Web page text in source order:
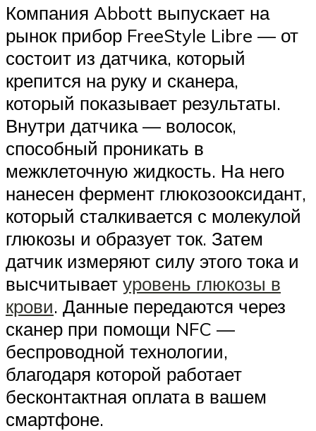
Компания Abbott выпускает на
рынок прибор FreeStyle Libre — от
состоит из датчика, который
крепится на руку и сканера,
который показывает результаты.
Внутри датчика — волосок,
способный проникать в
межклеточную жидкость. На него
нанесен фермент глюкозооксидант,
который сталкивается с молекулой
глюкозы и образует ток. Затем
датчик измеряют силу этого тока и
высчитывает уровень глюкозы в
крови. Данные передаются через
сканер при помощи NFC —
беспроводной технологии,
благодаря которой работает
бесконтактная оплата в вашем
смартфоне.